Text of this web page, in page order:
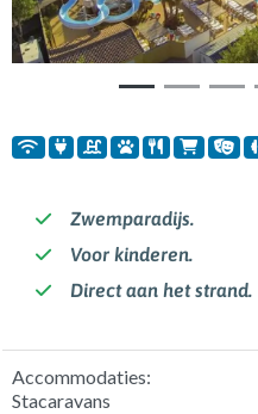
Zwemparadijs.
Voor kinderen.
Direct aan het strand.
Accommodaties:
Stacaravans